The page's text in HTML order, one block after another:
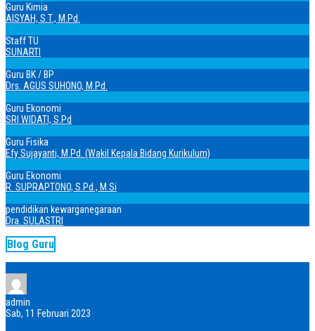
Guru Kimia
AISYAH, S.T., M.Pd.
Staff TU
SUNARTI
Guru BK / BP
Drs. AGUS SUHONO, M.Pd.
Guru Ekonomi
SRI WIDATI, S.Pd
Guru Fisika
Efy Sujayanti, M.Pd. (Wakil Kepala Bidang Kurikulum)
Guru Ekonomi
R. SUPRAPTONO, S.Pd., M.Si
pendidikan kewarganegaraan
Dra. SULASTRI
Blog Guru
admin
Sab, 11 Februari 2023